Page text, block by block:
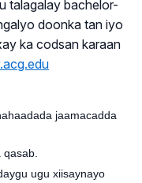
talagalay bachelor-
doonka tan iyo
ka codsan karaan
jaamacadda
qasab.
ugu xiisaynayo